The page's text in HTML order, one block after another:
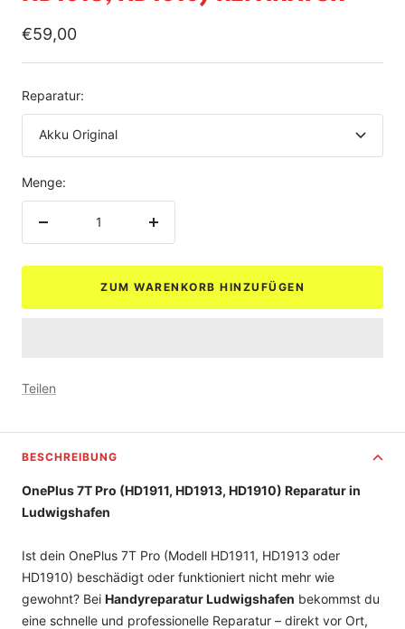
Angebotspreis
€59,00
Reparatur:
Akku Original
Menge:
Menge
ZUM WARENKORB HINZUFÜGEN
Teilen
BESCHREIBUNG
OnePlus 7T Pro (HD1911, HD1913, HD1910) Reparatur in
Ludwigshafen
Ist dein OnePlus 7T Pro (Modell HD1911, HD1913 oder
HD1910) beschädigt oder funktioniert nicht mehr wie
gewohnt? Bei Handyreparatur Ludwigshafen bekommst du
eine schnelle und professionelle Reparatur – direkt vor Ort,